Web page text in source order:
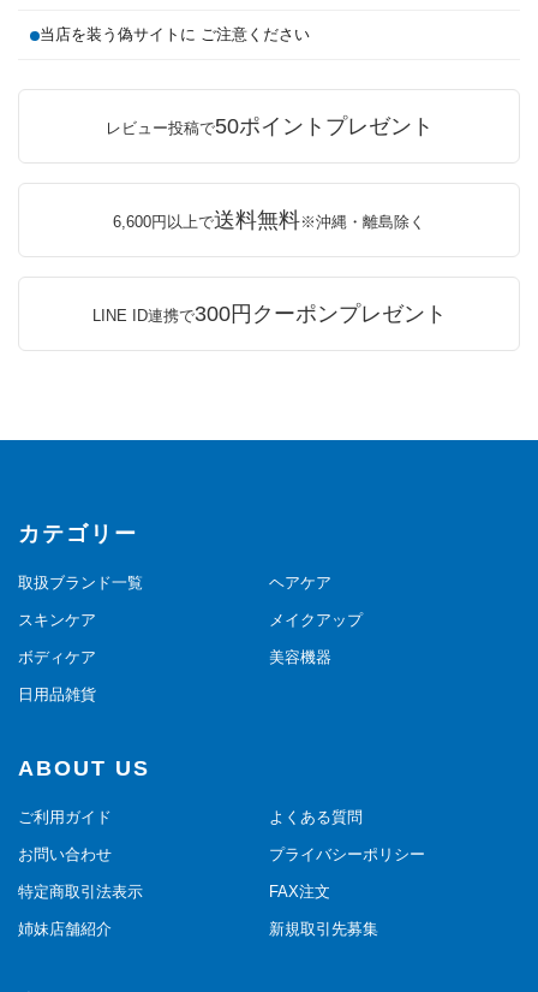
当店を装う偽サイトに ご注意ください
レビュー投稿で50ポイントプレゼント
6,600円以上で送料無料※沖縄・離島除く
LINE ID連携で300円クーポンプレゼント
カテゴリー
取扱ブランド一覧 ヘアケア
スキンケア メイクアップ
ボディケア 美容機器
日用品雑貨
ABOUT US
ご利用ガイド よくある質問
お問い合わせ プライバシーポリシー
特定商取引法表示 FAX注文
姉妹店舗紹介 新規取引先募集